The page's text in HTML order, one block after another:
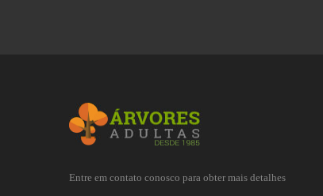
Entre em contato conosco para obter mais detalhes